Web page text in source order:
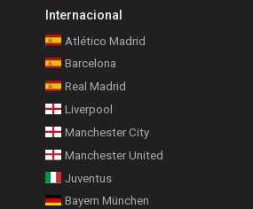
Internacional
Atlético Madrid
Barcelona
Real Madrid
Liverpool
Manchester City
Manchester United
Juventus
Bayern München